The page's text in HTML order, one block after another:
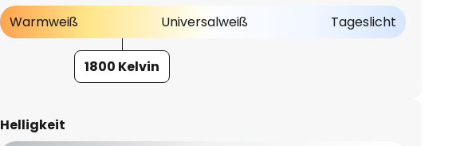
Warmweiß
Universalweiß Tageslicht
1800 Kelvin
Helligkeit